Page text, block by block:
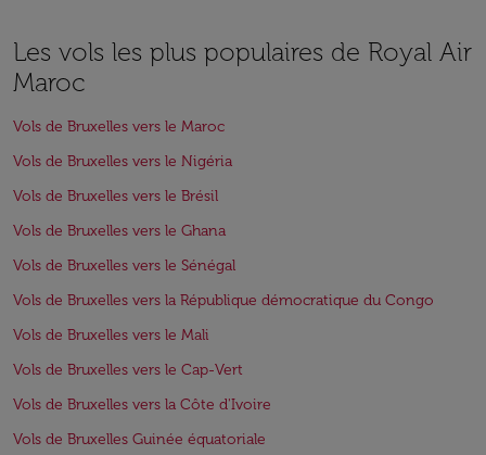
Les vols les plus populaires de Royal Air
Maroc
Vols de Bruxelles vers le Maroc
Vols de Bruxelles vers le Nigéria
Vols de Bruxelles vers le Brésil
Vols de Bruxelles vers le Ghana
Vols de Bruxelles vers le Sénégal
Vols de Bruxelles vers la République démocratique du Congo
Vols de Bruxelles vers le Mali
Vols de Bruxelles vers le Cap-Vert
Vols de Bruxelles vers la Côte d'Ivoire
Vols de Bruxelles Guinée équatoriale